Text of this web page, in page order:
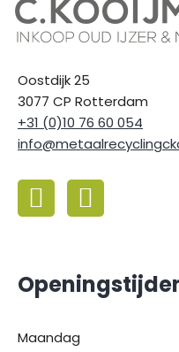
Oostdijk 25
3077 CP Rotterdam
+31 (0)10 76 60 054
Maandag